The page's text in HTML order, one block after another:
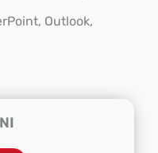
Outlook,